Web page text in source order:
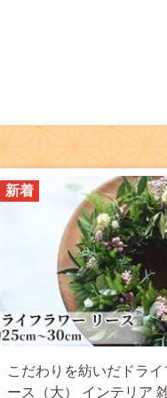
新着
こだわりを紡いだドラ
ース（大） インテリア